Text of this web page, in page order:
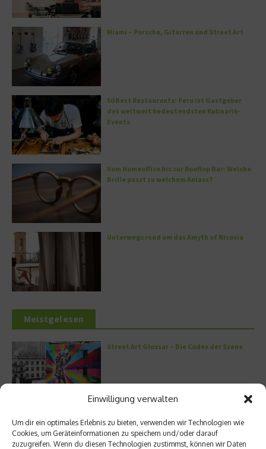
Einwilligung verwalten
Um dir ein optimales Erlebnis zu bieten, verwenden wir Technologien wie
Cookies, um Geräteinformationen zu speichern und/oder darauf
zuzugreifen. Wenn du diesen Technologien zustimmst, können wir Daten
Miami – Porsche, Gitarren und Street Art
50 Best Restaurants: Peru ist Gastgeber
des weltweit bedeutendsten Kulinarik-
Events
Vom Homeoffice bis zur Rooftop Bar: Welche
Brille passt zu welchem Anlass?
Unterwegs rund um das Amyth of Nicosia
Meistgelesen
Street Art Glossar – Die Codes der Szene